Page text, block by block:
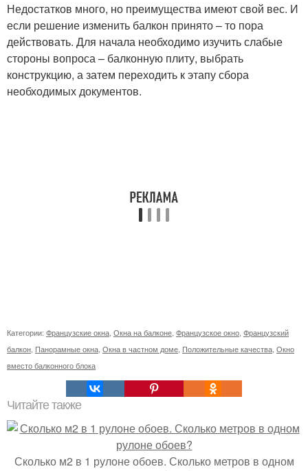
Недостатков много, но преимущества имеют свой вес. И
если решение изменить балкон принято – то пора
действовать. Для начала необходимо изучить слабые
стороны вопроса – балконную плиту, выбрать
конструкцию, а затем переходить к этапу сбора
необходимых документов.
Категории: Французские окна Окна на балконе Французское окно Французский
балкон Панорамные окна Окна в частном доме Положительные качества Окно
вместо балконного блока
Читайте также
Сколько м2 в 1 рулоне обоев. Сколько метров в одном